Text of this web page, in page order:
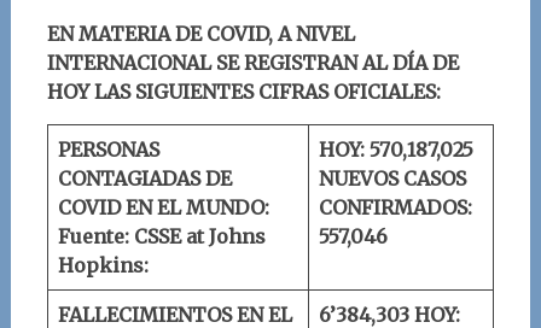
EN MATERIA DE COVID, A NIVEL
INTERNACIONAL SE REGISTRAN AL DÍA DE
HOY LAS SIGUIENTES CIFRAS OFICIALES:
PERSONAS
CONTAGIADAS DE
COVID EN EL MUNDO:
Fuente: CSSE at Johns
Hopkins:
HOY: 570,187,025
NUEVOS CASOS
CONFIRMADOS:
557,046
FALLECIMIENTOS EN EL
6’384,303 HOY: